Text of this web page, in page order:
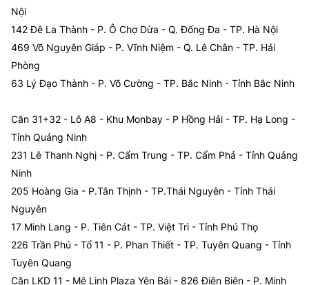
Nội
142 Đê La Thành - P. Ô Chợ Dừa - Q. Đống Đa - TP. Hà Nội
469 Võ Nguyên Giáp - P. Vĩnh Niệm - Q. Lê Chân - TP. Hải
Phòng
63 Lý Đạo Thành - P. Võ Cường - TP. Bắc Ninh - Tỉnh Bắc Ninh
Căn 31+32 - Lô A8 - Khu Monbay - P Hồng Hải - TP. Hạ Long -
Tỉnh Quảng Ninh
231 Lê Thanh Nghị - P. Cẩm Trung - TP. Cẩm Phả - Tỉnh Quảng
Ninh
205 Hoàng Gia - P.Tân Thịnh - TP.Thái Nguyên - Tỉnh Thái
Nguyên
17 Minh Lang - P. Tiên Cát - TP. Việt Trì - Tỉnh Phú Thọ
226 Trần Phú - Tổ 11 - P. Phan Thiết - TP. Tuyên Quang - Tỉnh
Tuyên Quang
Căn LKD 11 - Mê Linh Plaza Yên Bái - 826 Điện Biên - P. Minh